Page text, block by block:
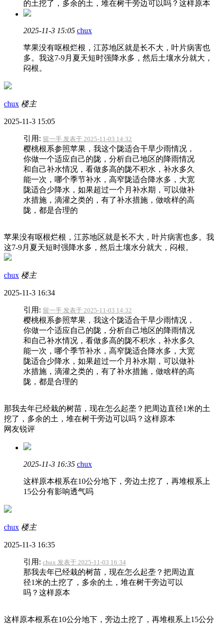
的土挖了，多余的土，堆在树干旁边可以吗？这样原本
2025-11-3 15:05 chux
苹果没有呕根烂根，江苏地区就是长不大，叶片病害也
多。我这7-9月夏天短时强降水多，然后土壤水分就大，
闷根。
chux 楼主
2025-11-3 15:05
引用: 留一手 发表于 2025-11-03 14:32
樱桃根系参照苹果，我这个陇适合干旱少雨情况，
你做一个适应自己的陇，分析自己地区的降雨情况
和自己补水情况，看做多高的陇不积水，补水多久
能一次，哪个季节补水，高窄陇适合降水多，大宽
陇适合少降水，如果超过一个月补水期，可以做补
水措施，滴灌之类的，有了补水措施，做啥样的高
陇，都是合理的
苹果没有呕根烂根，江苏地区就是长不大，叶片病害也多。我
这7-9月夏天短时强降水多，然后土壤水分就大，闷根。
chux 楼主
2025-11-3 16:34
引用: 留一手 发表于 2025-11-03 14:32
樱桃根系参照苹果，我这个陇适合干旱少雨情况，
你做一个适应自己的陇，分析自己地区的降雨情况
和自己补水情况，看做多高的陇不积水，补水多久
能一次，哪个季节补水，高窄陇适合降水多，大宽
陇适合少降水，如果超过一个月补水期，可以做补
水措施，滴灌之类的，有了补水措施，做啥样的高
陇，都是合理的
那我去年已经栽的树苗，现在怎么起垄？把周边直径1米的土
挖了，多余的土，堆在树干旁边可以吗？这样原本
网友锐评
2025-11-3 16:35 chux
这样原本根系在10公分地下，旁边土挖了，再堆根系上
15公分有影响透气吗
chux 楼主
2025-11-3 16:35
引用: chux 发表于 2025-11-03 16:34
那我去年已经栽的树苗，现在怎么起垄？把周边直
径1米的土挖了，多余的土，堆在树干旁边可以
吗？这样原本
这样原本根系在10公分地下，旁边土挖了，再堆根系上15公分